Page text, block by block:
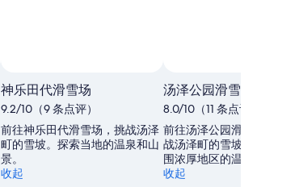
神乐田代滑雪场
9.2/10（9 条点评）
前往神乐田代滑雪场，挑战汤泽
町的雪坡。探索当地的温泉和山
景。
收起
汤泽公园滑雪度假胜地
8.0/10（11 条点评）
前往汤泽公园滑雪度假胜
战汤泽町的雪坡。探索这
围浓厚地区的温泉和山景。
收起